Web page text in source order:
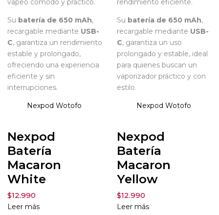
vapeo cómodo y práctico.
Su batería de 650 mAh,
recargable mediante USB-
C, garantiza un rendimiento
estable y prolongado,
ofreciendo una experiencia
eficiente y sin
interrupciones.
Nexpod Wotofo
Nexpod
Batería
Macaron
White
$12.990
Leer más
rendimiento eficiente.
Su batería de 650 mAh,
recargable mediante USB-
C, garantiza un uso
prolongado y estable, ideal
para quienes buscan un
vaporizador práctico y con
estilo.
Nexpod Wotofo
Nexpod
Batería
Macaron
Yellow
$12.990
Leer más